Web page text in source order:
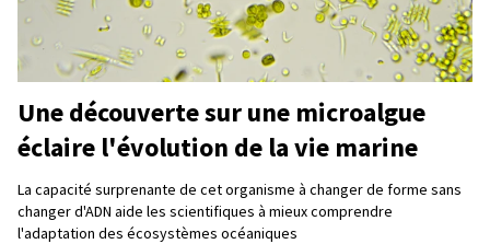
Une découverte sur une microalgue
éclaire l'évolution de la vie marine
La capacité surprenante de cet organisme à changer de forme sans
changer d'ADN aide les scientifiques à mieux comprendre
l'adaptation des écosystèmes océaniques